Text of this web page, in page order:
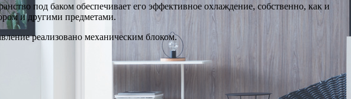
под баком обеспечивает его эффективное охлаждение, собственно, как и
и другими предметами.
реализовано механическим блоком.